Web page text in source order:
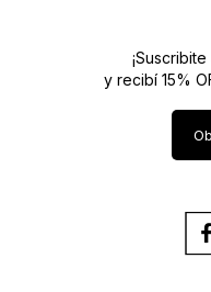
y recibí 15%
